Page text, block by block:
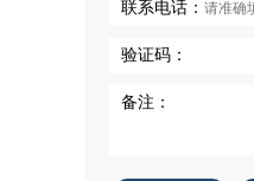
联系电话：
验证码：
备注：